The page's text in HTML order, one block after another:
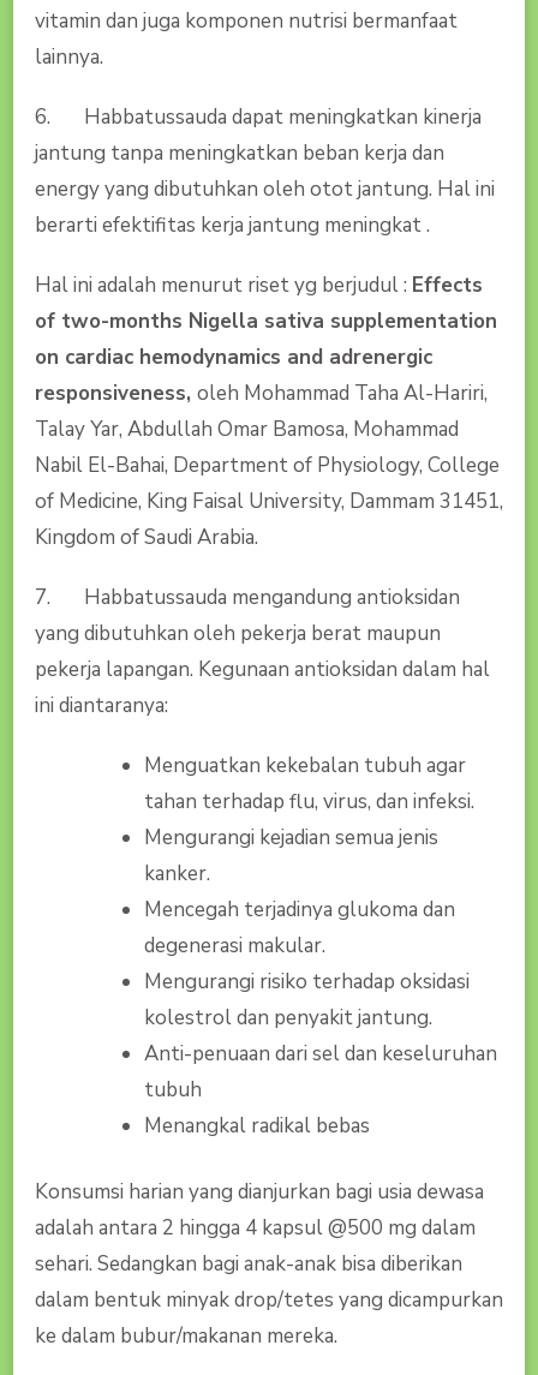
vitamin dan juga komponen nutrisi bermanfaat
lainnya.
6. Habbatussauda dapat meningkatkan kinerja
jantung tanpa meningkatkan beban kerja dan
energy yang dibutuhkan oleh otot jantung. Hal ini
berarti efektifitas kerja jantung meningkat .
Hal ini adalah menurut riset yg berjudul : Effects
of two-months Nigella sativa supplementation
on cardiac hemodynamics and adrenergic
responsiveness, oleh Mohammad Taha Al-Hariri,
Talay Yar, Abdullah Omar Bamosa, Mohammad
Nabil El-Bahai, Department of Physiology, College
of Medicine, King Faisal University, Dammam 31451,
Kingdom of Saudi Arabia.
7. Habbatussauda mengandung antioksidan
yang dibutuhkan oleh pekerja berat maupun
pekerja lapangan. Kegunaan antioksidan dalam hal
ini diantaranya:
Menguatkan kekebalan tubuh agar
tahan terhadap flu, virus, dan infeksi.
Mengurangi kejadian semua jenis
kanker.
Mencegah terjadinya glukoma dan
degenerasi makular.
Mengurangi risiko terhadap oksidasi
kolestrol dan penyakit jantung.
Anti-penuaan dari sel dan keseluruhan
tubuh
Menangkal radikal bebas
Konsumsi harian yang dianjurkan bagi usia dewasa
adalah antara 2 hingga 4 kapsul @500 mg dalam
sehari. Sedangkan bagi anak-anak bisa diberikan
dalam bentuk minyak drop/tetes yang dicampurkan
ke dalam bubur/makanan mereka.